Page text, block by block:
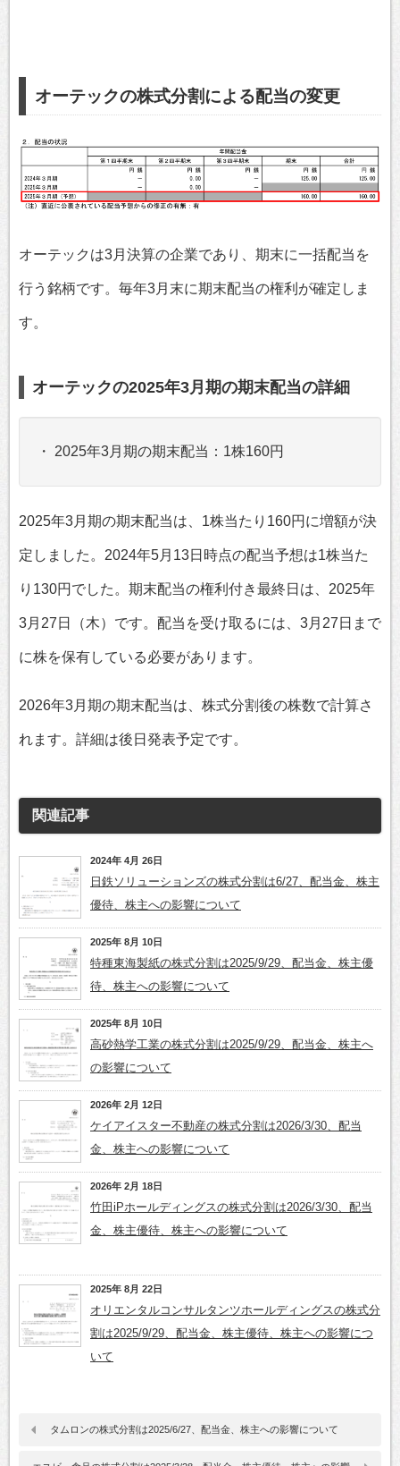
オーテックの株式分割による配当の変更
オーテックは3月決算の企業であり、期末に一括配当を
行う銘柄です。毎年3月末に期末配当の権利が確定しま
す。
オーテックの2025年3月期の期末配当の詳細
・ 2025年3月期の期末配当：1株160円
2025年3月期の期末配当は、1株当たり160円に増額が決
定しました。2024年5月13日時点の配当予想は1株当た
り130円でした。期末配当の権利付き最終日は、2025年
3月27日（木）です。配当を受け取るには、3月27日まで
に株を保有している必要があります。
2026年3月期の期末配当は、株式分割後の株数で計算さ
れます。詳細は後日発表予定です。
関連記事
2024年 4月 26日
日鉄ソリューションズの株式分割は6/27、配当金、株主
優待、株主への影響について
2025年 8月 10日
特種東海製紙の株式分割は2025/9/29、配当金、株主優
待、株主への影響について
2025年 8月 10日
高砂熱学工業の株式分割は2025/9/29、配当金、株主へ
の影響について
2026年 2月 12日
ケイアイスター不動産の株式分割は2026/3/30、配当
金、株主への影響について
2026年 2月 18日
竹田iPホールディングスの株式分割は2026/3/30、配当
金、株主優待、株主への影響について
2025年 8月 22日
オリエンタルコンサルタンツホールディングスの株式分
割は2025/9/29、配当金、株主優待、株主への影響につ
いて
タムロンの株式分割は2025/6/27、配当金、株主への影響について